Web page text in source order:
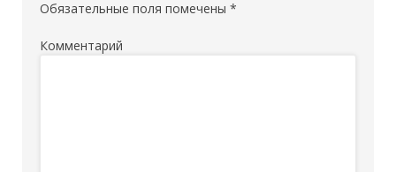
Обязательные поля помечены *
Комментарий